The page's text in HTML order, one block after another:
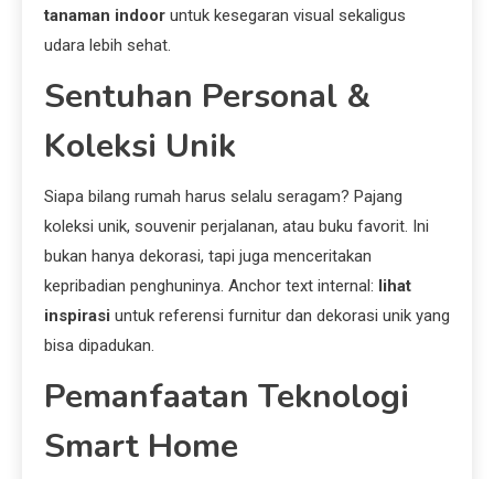
tanaman indoor untuk kesegaran visual sekaligus
udara lebih sehat.
Sentuhan Personal &
Koleksi Unik
Siapa bilang rumah harus selalu seragam? Pajang
koleksi unik, souvenir perjalanan, atau buku favorit. Ini
bukan hanya dekorasi, tapi juga menceritakan
kepribadian penghuninya. Anchor text internal: lihat
inspirasi untuk referensi furnitur dan dekorasi unik yang
bisa dipadukan.
Pemanfaatan Teknologi
Smart Home